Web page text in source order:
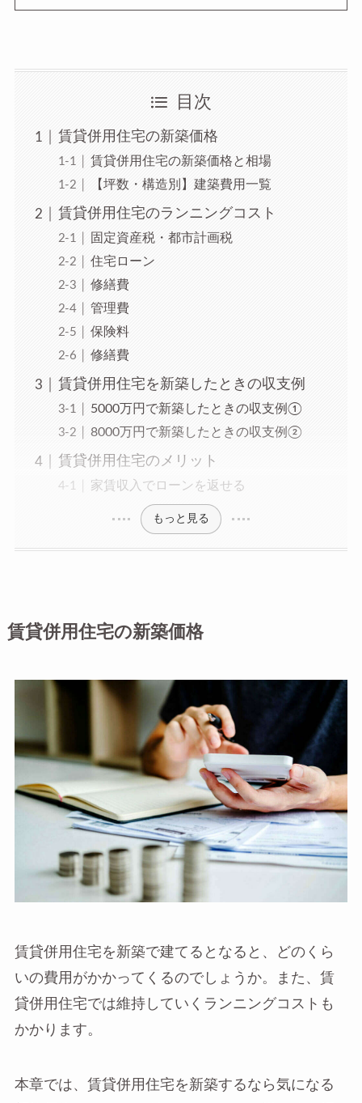
目次
賃貸併用住宅の新築価格
賃貸併用住宅の新築価格と相場
【坪数・構造別】建築費用一覧
賃貸併用住宅のランニングコスト
固定資産税・都市計画税
住宅ローン
修繕費
管理費
保険料
修繕費
賃貸併用住宅を新築したときの収支例
5000万円で新築したときの収支例①
8000万円で新築したときの収支例②
賃貸併用住宅のメリット
家賃収入でローンを返せる
もっと見る
賃貸併用住宅の新築価格
賃貸併用住宅を新築で建てるとなると、どのくら
いの費用がかかってくるのでしょうか。また、賃
貸併用住宅では維持していくランニングコストも
かかります。
本章では、賃貸併用住宅を新築するなら気になる